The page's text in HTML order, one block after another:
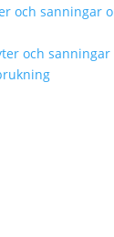
och sanningar
och sanningar